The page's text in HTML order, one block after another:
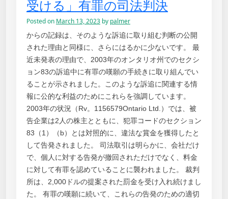
受ける」有罪の司法判決
Posted on March 13, 2023 by palmer
からの記録は、そのような訴追に取り組む判断の公開
された理由と同様に、さらにはるかに少ないです。 最
近未発表の理由で、2003年のオンタリオ州でのセクシ
ョン83の訴追中に有罪の嘆願の手続きに取り組んでい
ることが示されました。このような訴追に関連する情
報に公的な利益のためにこれらを強調しています。
2003年の状況（Rv。1156579Ontario Ltd.）では、被
告企業は2人の株主とともに、犯罪コードのセクション
83（1）（b）とは対照的に、違法な賞金を獲得したと
して告発されました。 司法取引は明らかに、会社だけ
で、個人に対する告発が撤回されただけでなく、料金
に対して有罪を認めていることに襲われました。 裁判
所は、2,000ドルの提案された罰金を受け入れ続けまし
た。 有罪の嘆願に続いて、これらの告発のための適切